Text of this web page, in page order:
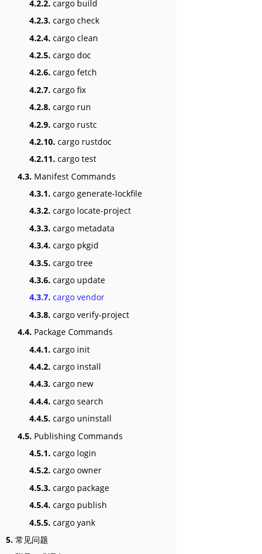
4.2.2. cargo build
4.2.3. cargo check
4.2.4. cargo clean
4.2.5. cargo doc
4.2.6. cargo fetch
4.2.7. cargo fix
4.2.8. cargo run
4.2.9. cargo rustc
4.2.10. cargo rustdoc
4.2.11. cargo test
4.3. Manifest Commands
4.3.1. cargo generate-lockfile
4.3.2. cargo locate-project
4.3.3. cargo metadata
4.3.4. cargo pkgid
4.3.5. cargo tree
4.3.6. cargo update
4.3.7. cargo vendor
4.3.8. cargo verify-project
4.4. Package Commands
4.4.1. cargo init
4.4.2. cargo install
4.4.3. cargo new
4.4.4. cargo search
4.4.5. cargo uninstall
4.5. Publishing Commands
4.5.1. cargo login
4.5.2. cargo owner
4.5.3. cargo package
4.5.4. cargo publish
4.5.5. cargo yank
5. 常见问题